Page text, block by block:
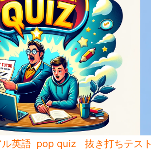
英語 pop quiz 抜き打ちテスト